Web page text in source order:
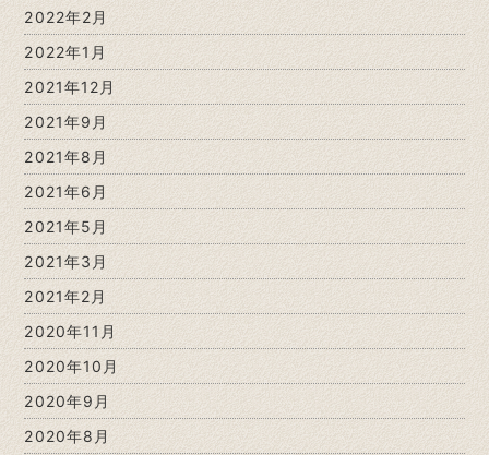
2022年2月
2022年1月
2021年12月
2021年9月
2021年8月
2021年6月
2021年5月
2021年3月
2021年2月
2020年11月
2020年10月
2020年9月
2020年8月